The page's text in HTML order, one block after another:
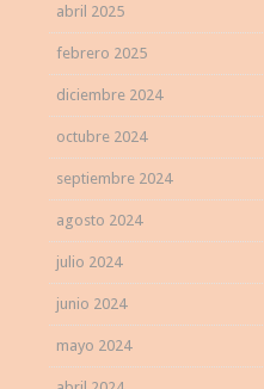
abril 2025
febrero 2025
diciembre 2024
octubre 2024
septiembre 2024
agosto 2024
julio 2024
junio 2024
mayo 2024